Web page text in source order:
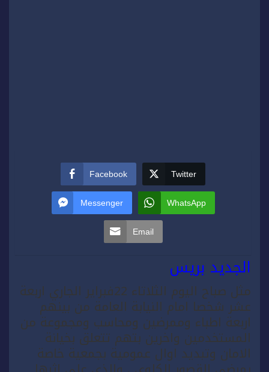
Facebook Twitter
Messenger WhatsApp
Email
الجديد بريس
مثل صباح اليوم الثلاتاء 22فبراير الجاري اربعة
عشر شخصا امام النيابة العامة من بينهم
اربعة اطباء وممرضين ومحاسب ومجموعة من
المستخدمين واخرين بتهم تتعلق بخيانة
الامان وتبديد اوال عمومية بجمعية خاصة